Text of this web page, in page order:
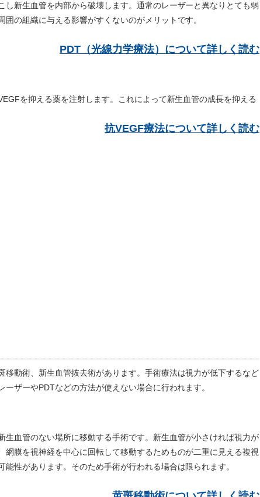
し新生血管を内部から破壊します。通常のレーザーと異なりとても弱
囲の組織に与える影響がすくないのがメリットです。
PDT（光線力学療法）について詳しく読む
を抑える薬を注射します。これによって新生血管の成長を抑える
抗VEGF療法について詳しく読む
移動術、新生血管抜去術があります。手術療法は視力が低下するなど
ザーやPDTなどの方法が使えない場合に行われます。
生血管のない場所に移動する手術です。新生血管が小さければ視力が
網膜を視神経を中心に回転して移動するためものが二重に見える複視
能性があります。そのため手術が行われる場合は限られます。